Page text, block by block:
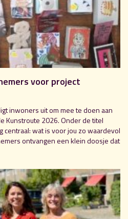
voor project
inwoners uit om mee te doen aan
Kunstroute 2026. Onder de titel
centraal: wat is voor jou zo waardevol
ontvangen een klein doosje dat